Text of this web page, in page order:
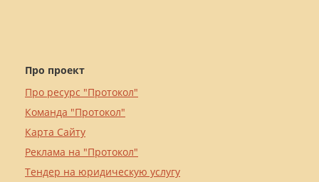
Про проект
Про ресурс "Протокол"
Команда "Протокол"
Карта Сайту
Реклама на "Протокол"
Тендер на юридическую услугу